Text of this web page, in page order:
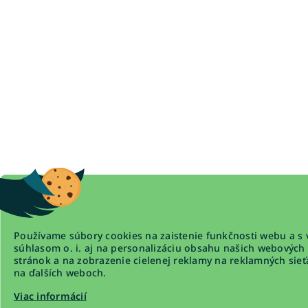
Používame súbory cookies na zaistenie funkčnosti webu a s
súhlasom o. i. aj na personalizáciu obsahu našich webových
stránok a na zobrazenie cielenej reklamy na reklamných
na ďalších weboch.
Viac informácií